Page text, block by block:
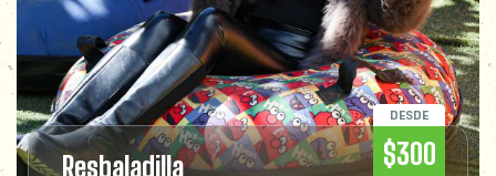
DESDE
$300
Resbaladilla